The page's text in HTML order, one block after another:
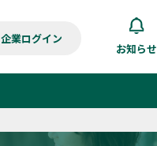
企業ログイン
お知らせ